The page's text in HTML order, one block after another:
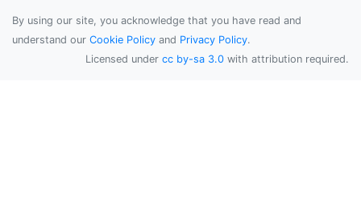
By using our site, you acknowledge that you have read and
understand our Cookie Policy and Privacy Policy.
Licensed under cc by-sa 3.0 with attribution required.